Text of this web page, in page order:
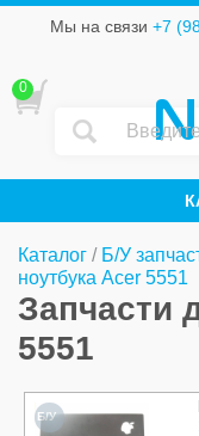
Мы на связи +7
0
Каталог / Б/У
ноутбука Acer 5551
Запчасти
5551
Б/У